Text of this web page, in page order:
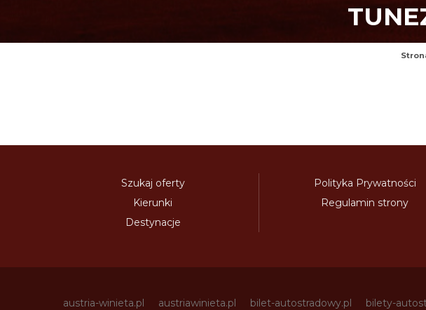
Szukaj oferty
Kierunki
Destynacje
Polityka Prywatności
Regulamin strony
austria-winieta.pl
austriawinieta.pl bilet-autostradowy.pl bilety-